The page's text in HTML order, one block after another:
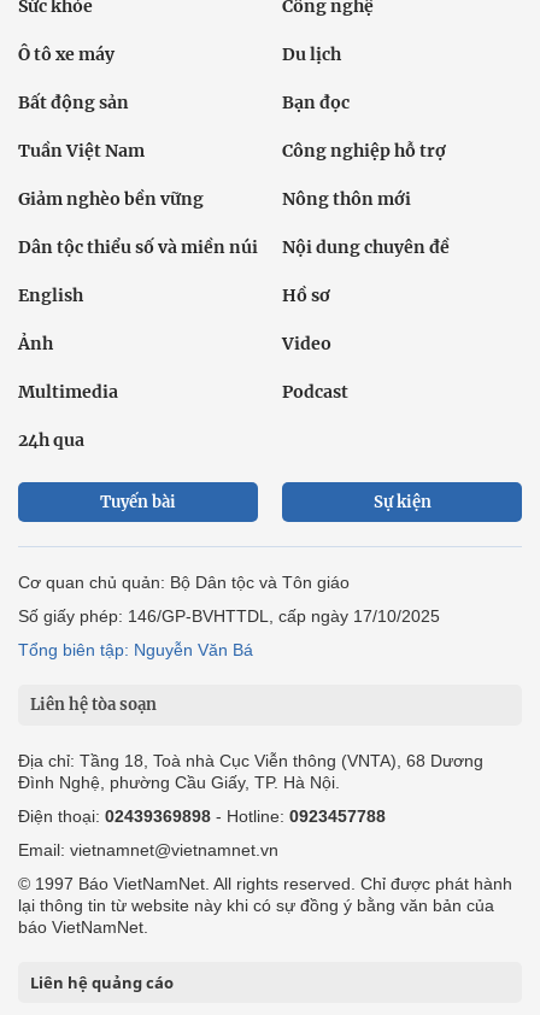
Sức khỏe Công nghệ
Ô tô xe máy Du lịch
Bất động sản Bạn đọc
Tuần Việt Nam Công nghiệp hỗ trợ
Giảm nghèo bền vững Nông thôn mới
Dân tộc thiểu số và miền núi Nội dung chuyên đề
English Hồ sơ
Ảnh Video
Multimedia Podcast
24h qua
Tuyến bài Sự kiện
Cơ quan chủ quản: Bộ Dân tộc và Tôn giáo
Số giấy phép: 146/GP-BVHTTDL, cấp ngày 17/10/2025
Tổng biên tập: Nguyễn Văn Bá
Liên hệ tòa soạn
Địa chỉ: Tầng 18, Toà nhà Cục Viễn thông (VNTA), 68 Dương
Đình Nghệ, phường Cầu Giấy, TP. Hà Nội.
Điện thoại: 02439369898 - Hotline: 0923457788
Email: vietnamnet@vietnamnet.vn
© 1997 Báo VietNamNet. All rights reserved. Chỉ được phát hành
lại thông tin từ website này khi có sự đồng ý bằng văn bản của
báo VietNamNet.
Liên hệ quảng cáo